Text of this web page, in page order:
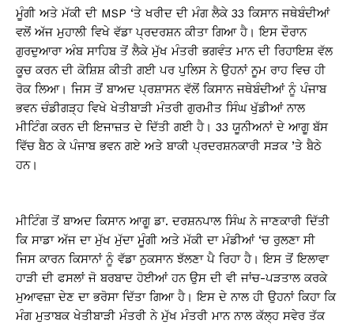
ਮੂੰਗੀ ਅਤੇ ਮੱਕੀ ਦੀ MSP ‘ਤੇ ਖਰੀਦ ਦੀ ਮੰਗ ਲੈਕੇ 33 ਕਿਸਾਨ ਜਥੇਬੰਦੀਆਂ
ਵਲੋਂ ਅੱਜ ਮੁਹਾਲੀ ਵਿਖੇ ਵੱਡਾ ਪ੍ਰਦਰਸ਼ਨ ਕੀਤਾ ਗਿਆ ਹੈ। ਇਸ ਦੌਰਾਨ
ਗੁਰਦੁਆਰਾ ਅੰਬ ਸਾਹਿਬ ਤੋਂ ਲੈਕੇ ਮੁੱਖ ਮੰਤਰੀ ਭਗਵੰਤ ਮਾਨ ਦੀ ਰਿਹਾਇਸ਼ ਵੱਲ
ਕੂਚ ਕਰਨ ਦੀ ਕੋਸ਼ਿਸ਼ ਕੀਤੀ ਗਈ ਪਰ ਪੁਲਿਸ ਨੇ ਉਹਨਾਂ ਨੂਮ ਰਾਹ ਵਿਚ ਹੀ
ਰੋਕ ਲਿਆ। ਜਿਸ ਤੋਂ ਬਾਅਦ ਪ੍ਰਸ਼ਾਸਨ ਵੱਲੋਂ ਕਿਸਾਨ ਜਥੇਬੰਦੀਆਂ ਨੂੰ ਪੰਜਾਬ
ਭਵਨ ਚੰਡੀਗੜ੍ਹ ਵਿਖੇ ਖੇਤੀਬਾੜੀ ਮੰਤਰੀ ਗੁਰਮੀਤ ਸਿੰਘ ਖੁੱਡੀਆਂ ਨਾਲ
ਮੀਟਿੰਗ ਕਰਨ ਦੀ ਇਜਾਜ਼ਤ ਦੇ ਦਿੱਤੀ ਗਈ ਹੈ। 33 ਯੂਨੀਅਨਾਂ ਦੇ ਆਗੂ ਬੱਸ
ਵਿੱਚ ਬੈਠ ਕੇ ਪੰਜਾਬ ਭਵਨ ਗਏ ਅਤੇ ਬਾਕੀ ਪ੍ਰਦਰਸ਼ਨਕਾਰੀ ਸੜਕ ’ਤੇ ਬੈਠੇ
ਹਨ।
ਮੀਟਿੰਗ ਤੋਂ ਬਾਅਦ ਕਿਸਾਨ ਆਗੂ ਡਾ. ਦਰਸ਼ਨਪਾਲ ਸਿੰਘ ਨੇ ਜਾਣਕਾਰੀ ਦਿੱਤੀ
ਕਿ ਸਾਡਾ ਅੱਜ ਦਾ ਮੁੱਖ ਮੁੱਦਾ ਮੂੰਗੀ ਅਤੇ ਮੱਕੀ ਦਾ ਮੰਡੀਆਂ ‘ਚ ਰੁਲਣਾ ਸੀ
ਜਿਸ ਕਾਰਨ ਕਿਸਾਨਾਂ ਨੂੰ ਵੱਡਾ ਨੁਕਸਾਨ ਝੱਲਣਾ ਪੈ ਰਿਹਾ ਹੈ। ਇਸ ਤੋਂ ਇਲਾਵਾ
ਹਾੜੀ ਦੀ ਫਸਲਾਂ ਜੋ ਬਰਬਾਦ ਹੋਈਆਂ ਹਨ ਉਸ ਦੀ ਵੀ ਜਾਂਚ-ਪੜਤਾਲ ਕਰਕੇ
ਮੁਆਵਜ਼ਾ ਦੇਣ ਦਾ ਭਰੋਸਾ ਦਿੱਤਾ ਗਿਆ ਹੈ। ਇਸ ਦੇ ਨਾਲ ਹੀ ਉਹਨਾਂ ਕਿਹਾ ਕਿ
ਮੰਗ ਮੁਤਾਬਕ ਖੇਤੀਬਾੜੀ ਮੰਤਰੀ ਨੇ ਮੁੱਖ ਮੰਤਰੀ ਮਾਨ ਨਾਲ ਕੱਲ੍ਹ ਸਵੇਰ ਤੱਕ